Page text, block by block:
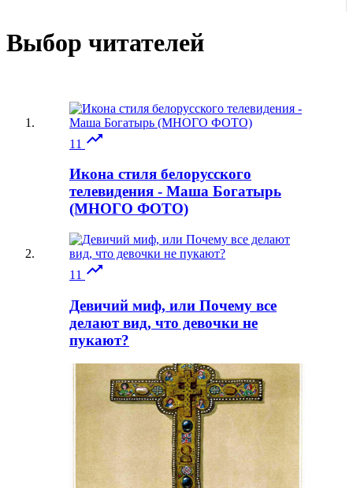
Выбор читателей
11 
Икона стиля белорусского
телевидения - Маша Богатырь
(МНОГО ФОТО)
11 
Девичий миф, или Почему все
делают вид, что девочки не
пукают?